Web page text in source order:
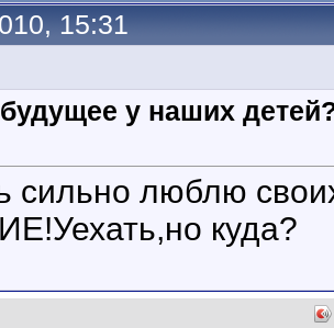
15:31
у наших
сильно люблю
куда?